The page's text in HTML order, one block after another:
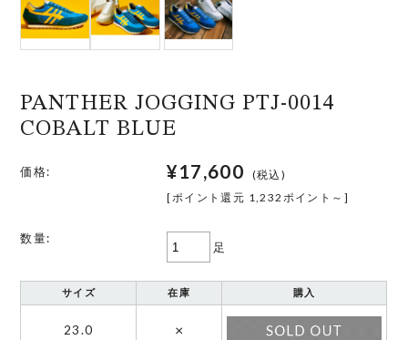
PANTHER JOGGING PTJ-0014
COBALT BLUE
価格: ¥17,600
(税込)
[ポイント還元 1,232ポイント～]
数量:
足
サイズ 在庫 購入
23.0 ×